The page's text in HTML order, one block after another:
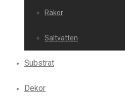
Räkor
Saltvatten
Substrat
Dekor